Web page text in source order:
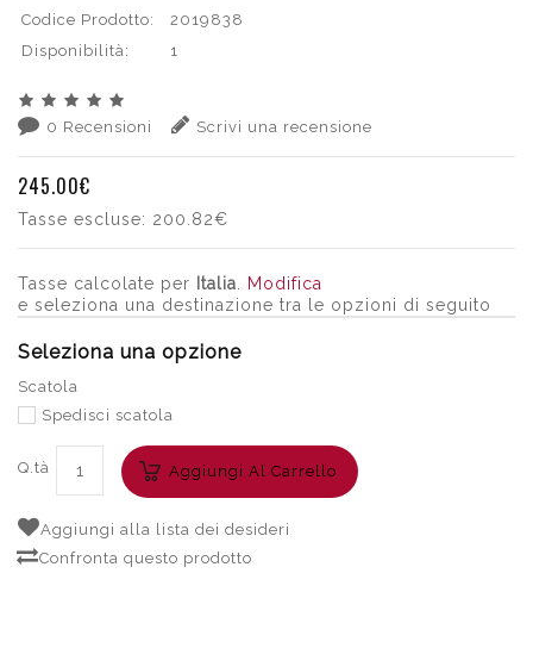
Codice Prodotto:
2019838
Disponibilità:
1
0 Recensioni Scrivi una recensione
245.00€
Tasse escluse: 200.82€
Tasse calcolate per Italia
Modifica
e seleziona una destinazione tra le opzioni di seguito
Seleziona una opzione
Scatola
Spedisci scatola
Q.tà Aggiungi Al Carrello
Aggiungi alla lista dei desideri
Confronta questo prodotto